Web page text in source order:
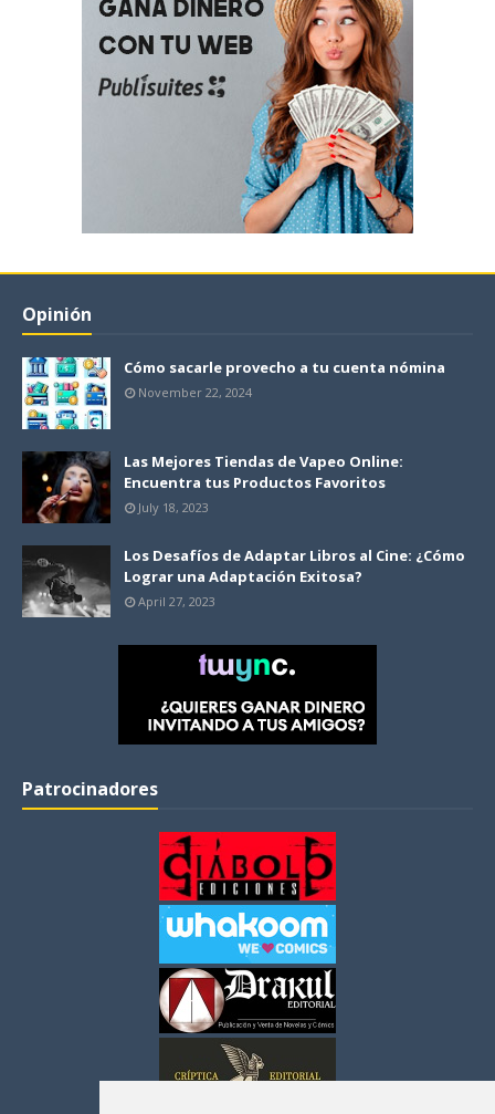
Opinión
Cómo sacarle provecho a tu cuenta nómina
November 22, 2024
Las Mejores Tiendas de Vapeo Online:
Encuentra tus Productos Favoritos
July 18, 2023
Los Desafíos de Adaptar Libros al Cine: ¿Cómo
Lograr una Adaptación Exitosa?
April 27, 2023
Patrocinadores